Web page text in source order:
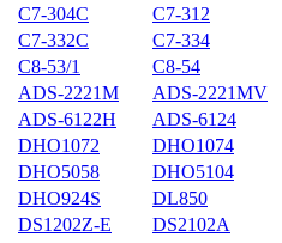
С7-304С С7-312
С7-332С С7-334
С8-53/1 С8-54
ADS-2221M ADS-2221MV
ADS-6122H ADS-6124
DHO1072 DHO1074
DHO5058 DHO5104
DHO924S DL850
DS1202Z-E DS2102А